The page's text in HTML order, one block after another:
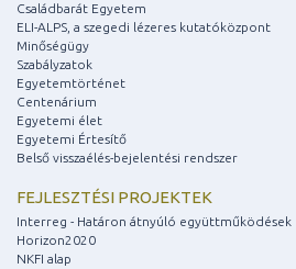
Családbarát Egyetem
ELI-ALPS, a szegedi lézeres kutatóközpont
Minőségügy
Szabályzatok
Egyetemtörténet
Centenárium
Egyetemi élet
Egyetemi Értesítő
Belső visszaélés-bejelentési rendszer
FEJLESZTÉSI PROJEKTEK
Interreg - Határon átnyúló együttműködések
Horizon2020
NKFI alap